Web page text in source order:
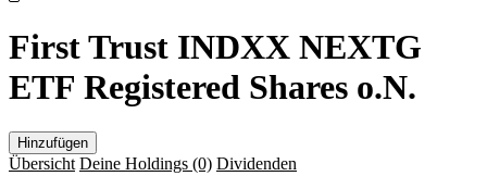
First Trust INDXX NEXTG
ETF Registered Shares o.N.
Hinzufügen
Übersicht Deine Holdings (0) Dividenden